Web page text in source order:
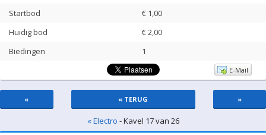
Startbod
€ 1,00
Huidig bod
€2,00
Biedingen
1
E-Mail
« « TERUG »
« Electro - Kavel 17 van 26